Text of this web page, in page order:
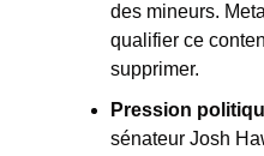
des mineurs.
qualifier ce
supprimer.
Pression
sénateur Josh